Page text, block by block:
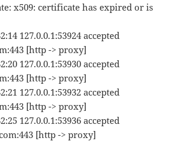
x509: certificate has expired or is
127.0.0.1:53924 accepted
[http -> proxy]
127.0.0.1:53930 accepted
[http -> proxy]
127.0.0.1:53932 accepted
[http -> proxy]
127.0.0.1:53936 accepted
[http -> proxy]